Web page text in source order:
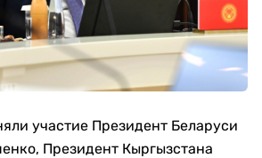
участие Президент Беларуси
Президент Кыргызстана